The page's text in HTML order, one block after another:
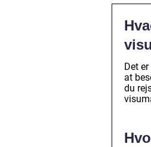
Det
at
du